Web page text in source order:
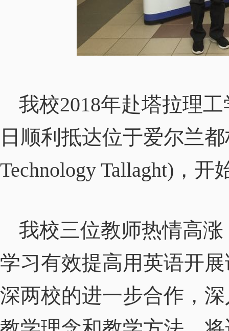
我校2018年赴塔拉理
日顺利抵达位于爱尔兰
Technology Tallaght) ，开
我校三位教师热情高
学习有效提高用英语开
深两校的进一步合作，